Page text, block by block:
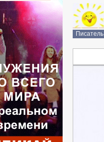
Писатель